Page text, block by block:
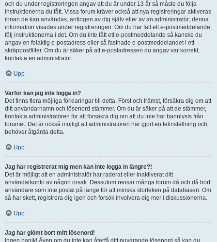
och du under registreringen angav att du är under 13 år så måste du följa
instruktionerna du fått. Vissa forum kräver också att nya registreringar aktiveras
innan de kan användas, antingen av dig själv eller av an administratör; denna
information visades under registreringen. Om du har fått ett e-postmeddelande,
följ instruktionerna i det. Om du inte fått ett e-postmeddelande så kanske du
angav en felaktig e-postadress eller så fastnade e-postmeddelandet i ett
skräppostfilter. Om du är säker på att e-postadressen du angav var korrekt,
kontakta en administratör.
Upp
Varför kan jag inte logga in?
Det finns flera möjliga förklaringar till detta. Först och främst, försäkra dig om att
ditt användarnamn och lösenord stämmer. Om du är säker på att de stämmer,
kontakta administratören för att försäkra dig om att du inte har bannlysts från
forumet. Det är också möjligt att administratören har gjort en felinställning och
behöver åtgärda detta.
Upp
Jag har registrerat mig men kan inte logga in längre?!
Det är möjligt att en administratör har raderat eller inaktiverat ditt
användarkonto av någon orsak. Dessutom rensar många forum då och då bort
användare som inte postat på länge för att minska storleken på databasen. Om
så har skett, registrera dig igen och försök involvera dig mer i diskussionerna.
Upp
Jag har glömt bort mitt lösenord!
Ingen panik! Även om du inte kan återfå ditt nuvarande lösenord så kan du